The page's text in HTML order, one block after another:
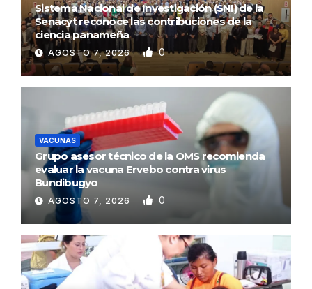
Sistema Nacional de Investigación (SNI) de la
Senacyt reconoce las contribuciones de la
ciencia panameña
AGOSTO 7, 2026 0
VACUNAS
Grupo asesor técnico de la OMS recomienda
evaluar la vacuna Ervebo contra virus
Bundibugyo
AGOSTO 7, 2026 0